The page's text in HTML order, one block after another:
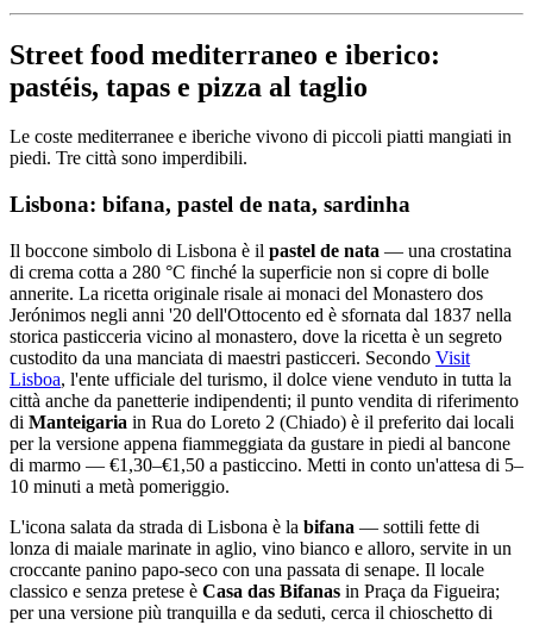
Street food mediterraneo e iberico:
pastéis, tapas e pizza al taglio
Le coste mediterranee e iberiche vivono di piccoli piatti mangiati in
piedi. Tre città sono imperdibili.
Lisbona: bifana, pastel de nata, sardinha
Il boccone simbolo di Lisbona è il pastel de nata — una crostatina
di crema cotta a 280 °C finché la superficie non si copre di bolle
annerite. La ricetta originale risale ai monaci del Monastero dos
Jerónimos negli anni '20 dell'Ottocento ed è sfornata dal 1837 nella
storica pasticceria vicino al monastero, dove la ricetta è un segreto
custodito da una manciata di maestri pasticceri. Secondo Visit
Lisboa, l'ente ufficiale del turismo, il dolce viene venduto in tutta la
città anche da panetterie indipendenti; il punto vendita di riferimento
di Manteigaria in Rua do Loreto 2 (Chiado) è il preferito dai locali
per la versione appena fiammeggiata da gustare in piedi al bancone
di marmo — €1,30–€1,50 a pasticcino. Metti in conto un'attesa di 5–
10 minuti a metà pomeriggio.
L'icona salata da strada di Lisbona è la bifana — sottili fette di
lonza di maiale marinate in aglio, vino bianco e alloro, servite in un
croccante panino papo-seco con una passata di senape. Il locale
classico e senza pretese è Casa das Bifanas in Praça da Figueira;
per una versione più tranquilla e da seduti, cerca il chioschetto di